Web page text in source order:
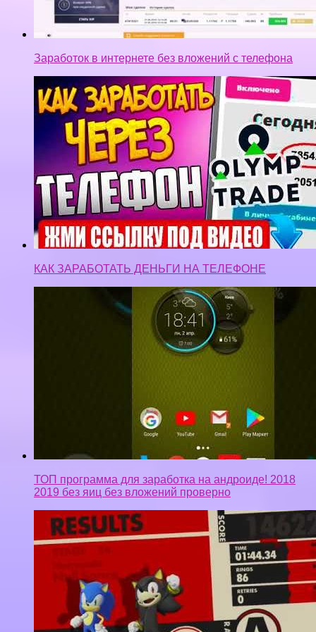
Заработок в интернете без вложений с телефона
КАК ЗАРАБОТАТЬ ДЕНЬГИ НА ТЕЛЕФОНЕ
ТОП программа для заработка на андроиде! 2018
2019 без яиц без вложений проверно